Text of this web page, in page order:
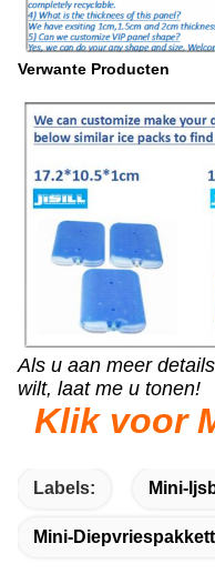
Verwante Producten
Als u aan meer
wilt, laat me u tonen!
Klik voor
Labels: Mini-
Mini-